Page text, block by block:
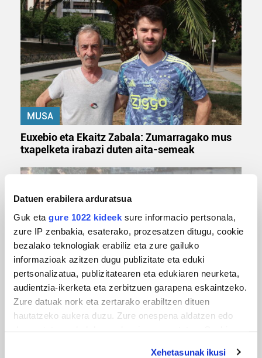
Datuen erabilera arduratsua
Guk eta gure 1022 kideek sure informacio pertsonala,
zure IP zenbakia, esaterako, prozesatzen ditugu, cookie
bezalako teknologiak erabiliz eta zure gailuko
informazioak azitzen dugu publizitate eta eduki
pertsonalizatua, publizitatearen eta edukiaren neurketa,
audientzia-ikerketa eta zerbitzuen garapena eskaintzeko.
Zure datuak nork eta zertarako erabiltzen dituen
hautatzeko aukera duzu. Zure onespena aldatzen edo
Xehetasunak ikusi
MUSA
Euxebio eta Ekaitz Zabala: Zumarragako mus
txapelketa irabazi duten aita-semeak
TXIRRINDULARITZA
Tourreko goierritarrak